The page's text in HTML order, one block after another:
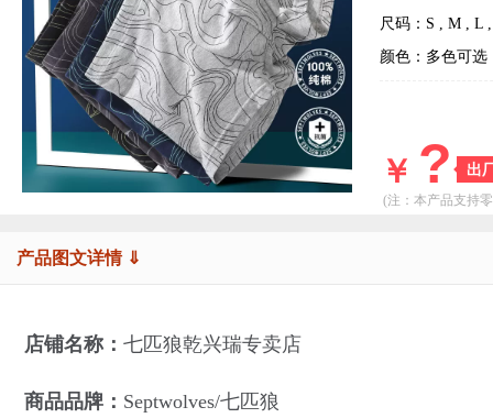
尺码：S , M , L
颜色：多色可选
出
￥ ?
(注：本产品支持
产品图文详情 ⇓
店铺名称： 七匹狼乾兴瑞专卖店
商品品牌： Septwolves/七匹狼